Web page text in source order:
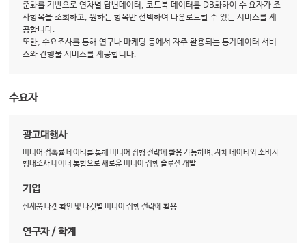
준화를 기반으로 연차별 답변데이터, 코드북 데이터를 DB화하여 수 요자가 조
사항목을 조회하고, 원하는 항목만 선택하여 다운로드할 수 있는 서비스를 제
공합니다.
또한, 수요조사를 통해 연구나 마케팅 등에서 자주 활용되는 통계데이터 서비
스와 간행물 서비스를 제공합니다.
수요자
광고대행사
미디어 접촉률 데이터를 통해 미디어 집행 전략에 활용 가능하며, 자체 데이터와 소비자
행태조사 데이터 통합으로 새로운 미디어 집행 솔루션 개발
기업
신제품 타겟 확인 및 타겟별 미디어 집행 전략에 활용
연구자 / 학계